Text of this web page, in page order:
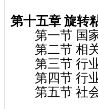
第十五章 旋转
第一节 国家
第二节 相关
第三节 行业
第四节 行业
第五节 社会